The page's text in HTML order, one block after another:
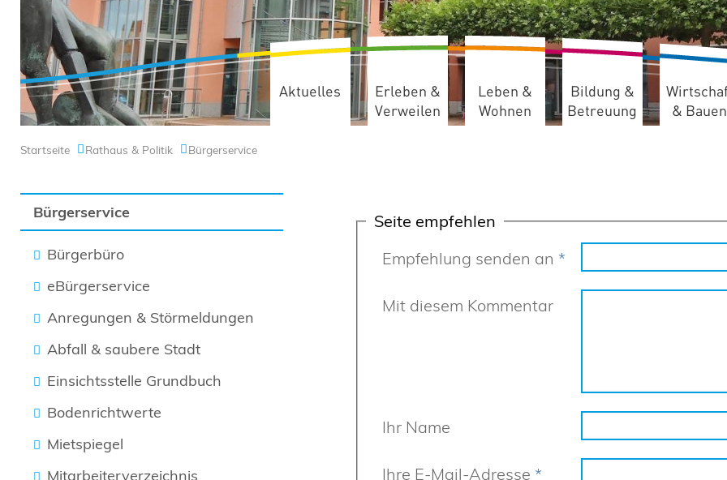
Aktuelles
Erleben &
Verweilen
Leben &
Wohnen
Bildung &
Betreuung
& Bauen
Startseite Rathaus & Politik Bürgerservice
Bürgerservice
Bürgerbüro
eBürgerservice
Anregungen & Störmeldungen
Abfall & saubere Stadt
Einsichtsstelle Grundbuch
Bodenrichtwerte
Mietspiegel
Mitarbeiterverzeichnis
Seite empfehlen
Empfehlung senden an *
Mit diesem Kommentar
Ihr Name
Ihre E-Mail-Adresse *